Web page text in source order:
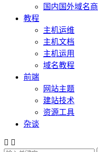
国内国外域名商
教程
主机运维
主机文档
主机运用
域名教程
前端
网站主题
建站技术
资源工具
杂谈
 